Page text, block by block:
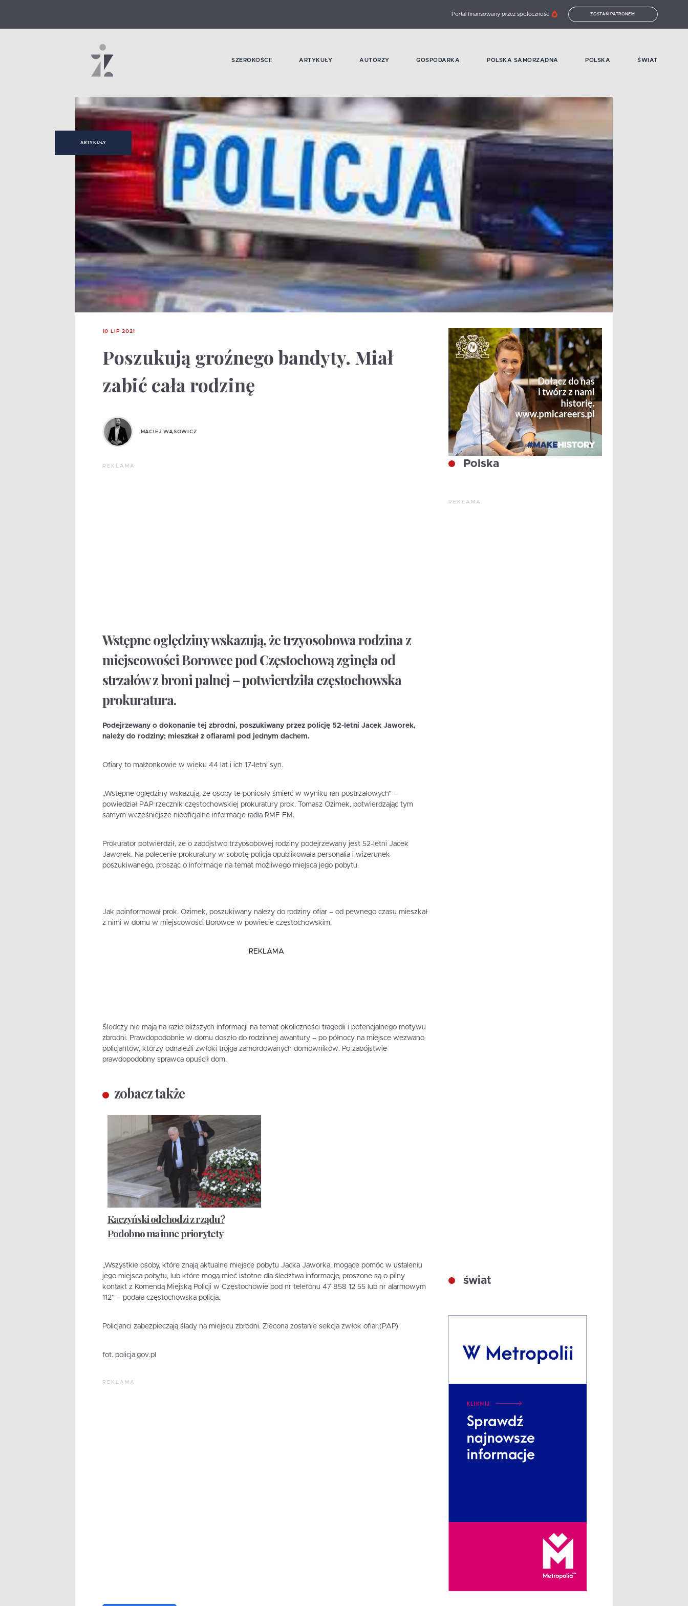
Portal finansowany przez społeczność ZOSTAŃ PATRONEM
SZEROKOŚCI! ARTYKUŁY AUTORZY GOSPODARKA POLSKA SAMORZĄDNA POLSKA ŚWIAT
ARTYKUŁY
10 LIP 2021
Poszukują groźnego bandyty. Miał
zabić cała rodzinę
MACIEJ WĄSOWICZ
REKLAMA
Wstępne oględziny wskazują, że trzyosobowa rodzina z
miejscowości Borowce pod Częstochową zginęła od
strzałów z broni palnej – potwierdziła częstochowska
prokuratura.
Podejrzewany o dokonanie tej zbrodni, poszukiwany przez policję 52-letni Jacek Jaworek,
należy do rodziny; mieszkał z ofiarami pod jednym dachem.
Ofiary to małżonkowie w wieku 44 lat i ich 17-letni syn.
„Wstępne oględziny wskazują, że osoby te poniosły śmierć w wyniku ran postrzałowych” –
powiedział PAP rzecznik częstochowskiej prokuratury prok. Tomasz Ozimek, potwierdzając tym
samym wcześniejsze nieoficjalne informacje radia RMF FM.
Prokurator potwierdził, że o zabójstwo trzyosobowej rodziny podejrzewany jest 52-letni Jacek
Jaworek. Na polecenie prokuratury w sobotę policja opublikowała personalia i wizerunek
poszukiwanego, prosząc o informacje na temat możliwego miejsca jego pobytu.
Jak poinformował prok. Ozimek, poszukiwany należy do rodziny ofiar – od pewnego czasu mieszkał
z nimi w domu w miejscowości Borowce w powiecie częstochowskim.
REKLAMA
Śledczy nie mają na razie bliższych informacji na temat okoliczności tragedii i potencjalnego motywu
zbrodni. Prawdopodobnie w domu doszło do rodzinnej awantury – po północy na miejsce wezwano
policjantów, którzy odnaleźli zwłoki trojga zamordowanych domowników. Po zabójstwie
prawdopodobny sprawca opuścił dom.
zobacz także
Kaczyński odchodzi z rządu?
Podobno ma inne priorytety
„Wszystkie osoby, które znają aktualne miejsce pobytu Jacka Jaworka, mogące pomóc w ustaleniu
jego miejsca pobytu, lub które mogą mieć istotne dla śledztwa informacje, proszone są o pilny
kontakt z Komendą Miejską Policji w Częstochowie pod nr telefonu 47 858 12 55 lub nr alarmowym
112” – podała częstochowska policja.
Policjanci zabezpieczają ślady na miejscu zbrodni. Zlecona zostanie sekcja zwłok ofiar.(PAP)
fot. policja.gov.pl
REKLAMA
Polska
REKLAMA
świat